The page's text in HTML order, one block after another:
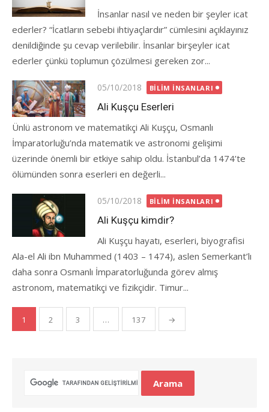
İnsanlar nasıl ve neden bir şeyler icat
ederler? “İcatların sebebi ihtiyaçlardır” cümlesini açıklayınız
denildiğinde şu cevap verilebilir. İnsanlar birşeyler icat
ederler çünkü toplumun çözülmesi gereken zor...
Posted
on
05/10/2018 BILIM İNSANLARI
Ali Kuşçu Eserleri
Ünlü astronom ve matematikçi Ali Kuşçu, Osmanlı
İmparatorluğu’nda matematik ve astronomi gelişimi
üzerinde önemli bir etkiye sahip oldu. İstanbul’da 1474’te
ölümünden sonra eserleri en değerli...
Posted
on
05/10/2018 BILIM İNSANLARI
Ali Kuşçu kimdir?
Ali Kuşçu hayatı, eserleri, biyografisi
Ala-el Ali ibn Muhammed (1403 – 1474), aslen Semerkant’lı
daha sonra Osmanlı İmparatorluğunda görev almış
astronom, matematikçi ve fizikçidir. Timur...
Yazı
gezinmesi
1 2 3 … 137 →